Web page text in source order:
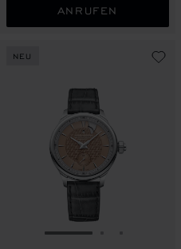
ANRUFEN
NEU
ZUR FOLIE GEHEN 1